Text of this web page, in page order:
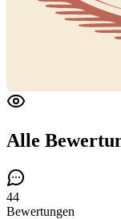
Alle
44
Bewertungen